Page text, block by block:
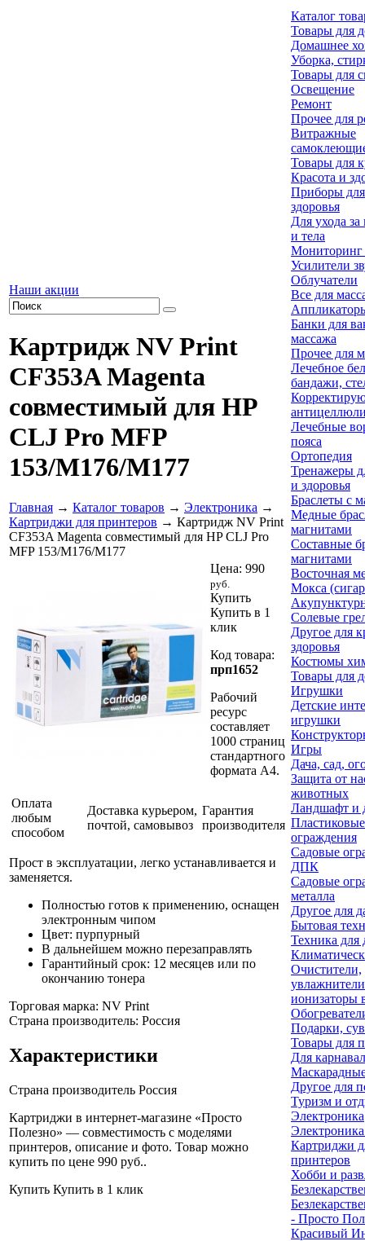
Наши акции
Картридж NV Print
CF353A Magenta
совместимый для HP
CLJ Pro MFP
153/M176/M177
Главная → Каталог товаров → Электроника →
Картриджи для принтеров → Картридж NV Print
CF353A Magenta совместимый для HP CLJ Pro
MFP 153/M176/M177
Цена: 990
руб.
Купить
Купить в 1
клик
Код товара:
прп1652
Рабочий
ресурс
составляет
1000 страниц
стандартного
формата А4.
Оплата
любым
способом
Доставка курьером,
почтой, самовывоз
Гарантия
производителя
Прост в эксплуатации, легко устанавливается и
заменяется.
Полностью готов к применению, оснащен
электронным чипом
Цвет: пурпурный
В дальнейшем можно перезаправлять
Гарантийный срок: 12 месяцев или по
окончанию тонера
Торговая марка: NV Print
Страна производитель: Россия
Характеристики
Страна производитель Россия
Картриджи в интернет-магазине «Просто
Полезно» — совместимость с моделями
принтеров, описание и фото. Товар можно
купить по цене 990 руб..
Купить Купить в 1 клик
Каталог
Товары для
Домашнее
Уборка,
Товары для
Освещение
Ремонт
Прочее для
Витражные
Товары для
Красота и
Приборы
здоровья
Для ухода
и тела
Мониторинг
Усилители
Облучатели
Все для
Банки для
массажа
Прочее для
Лечебное
бандажи,
Лечебные
пояса
Ортопедия
Тренажеры
и здоровья
Браслеты с
Медные
магнитами
Составные
магнитами
Восточная
Мокса
Солевые
Другое для
здоровья
Костюмы
Товары для
Игрушки
Детские
игрушки
Игры
Дача, сад,
Защита от
животных
Ландшафт и
ограждения
Садовые
ДПК
Садовые
металла
Другое для
Бытовая
Техника для
Очистители,
ионизаторы
Подарки,
Товары для
Для
Другое для
Туризм и
Электроника
Картриджи
принтеров
Хобби и
- Просто
Красивый